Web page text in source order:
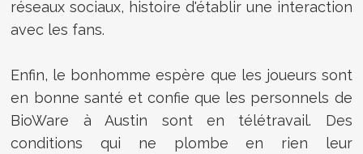
réseaux sociaux, histoire d'établir une interaction
avec les fans.
Enfin, le bonhomme espère que les joueurs sont
en bonne santé et confie que les personnels de
BioWare à Austin sont en télétravail. Des
conditions qui ne plombe en rien leur